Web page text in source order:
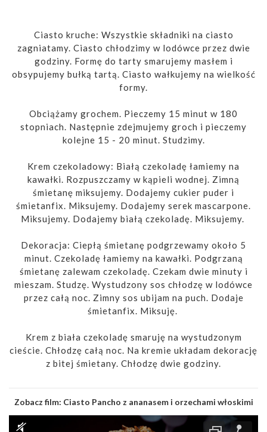
Ciasto kruche: Wszystkie składniki na ciasto
zagniatamy. Ciasto chłodzimy w lodówce przez dwie
godziny. Formę do tarty smarujemy masłem i
obsypujemy bułką tartą. Ciasto wałkujemy na wielkość
formy.
Obciążamy grochem. Pieczemy 15 minut w 180
stopniach. Następnie zdejmujemy groch i pieczemy
kolejne 15 - 20 minut. Studzimy.
Krem czekoladowy: Białą czekoladę łamiemy na
kawałki. Rozpuszczamy w kąpieli wodnej. Zimną
śmietanę miksujemy. Dodajemy cukier puder i
śmietanfix. Miksujemy. Dodajemy serek mascarpone.
Miksujemy. Dodajemy białą czekoladę. Miksujemy.
Dekoracja: Ciepłą śmietanę podgrzewamy około 5
minut. Czekoladę łamiemy na kawałki. Podgrzaną
śmietanę zalewam czekoladę. Czekam dwie minuty i
mieszam. Studzę. Wystudzony sos chłodzę w lodówce
przez całą noc. Zimny sos ubijam na puch. Dodaje
śmietanfix. Miksuję.
Krem z biała czekoladę smaruję na wystudzonym
cieście. Chłodzę całą noc. Na kremie układam dekorację
z bitej śmietany. Chłodzę dwie godziny.
Zobacz film: Ciasto Pancho z ananasem i orzechami włoskimi